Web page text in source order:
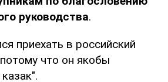
руководства.
приехать в российский
что он якобы